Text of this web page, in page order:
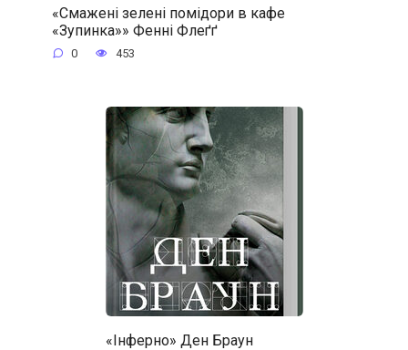
«Смажені зелені помідори в кафе
«Зупинка»» Фенні Флеґґ
0 453
«Інферно» Ден Браун